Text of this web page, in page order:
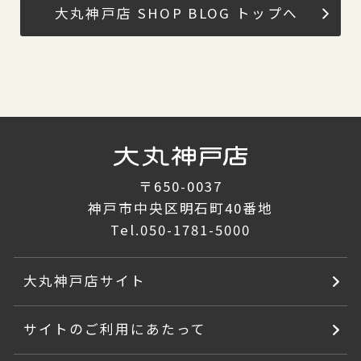
大丸神戸店 SHOP BLOG トップへ
〒650-0037
神戸市中央区明石町40番地
Tel.050-1781-5000
大丸神戸店サイト
サイトのご利用にあたって